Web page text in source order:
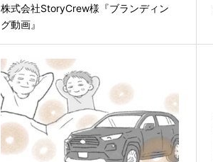
株式会社StoryCrew様『ブランディン
グ動画』